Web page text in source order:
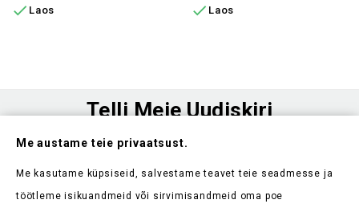
 Laos  Laos
Telli Meie Uudiskiri
Ole esimene, kes saab teada meie uudistest ja kehtivatest
Me austame teie privaatsust.
Me kasutame küpsiseid, salvestame teavet teie seadmesse ja
töötleme isikuandmeid või sirvimisandmeid oma poe